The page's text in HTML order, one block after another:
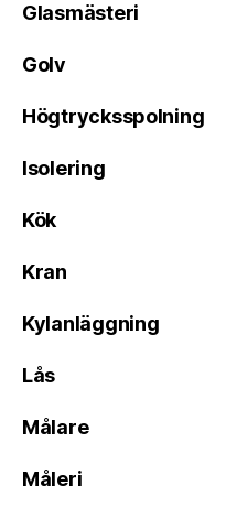
Glasmästeri
Golv
Högtrycksspolning
Isolering
Kök
Kran
Kylanläggning
Lås
Målare
Måleri